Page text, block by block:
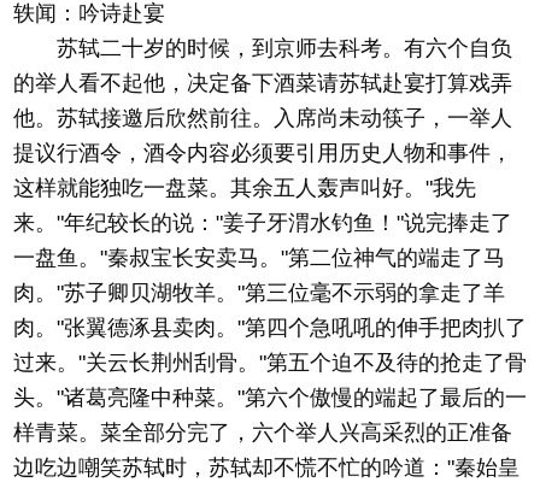
轶闻：吟诗赴宴
苏轼二十岁的时候，到京师去科考。有六个自负
的举人看不起他，决定备下酒菜请苏轼赴宴打算戏弄
他。苏轼接邀后欣然前往。入席尚未动筷子，一举人
提议行酒令，酒令内容必须要引用历史人物和事件，
这样就能独吃一盘菜。其余五人轰声叫好。"我先
来。"年纪较长的说："姜子牙渭水钓鱼！"说完捧走了
一盘鱼。"秦叔宝长安卖马。"第二位神气的端走了马
肉。"苏子卿贝湖牧羊。"第三位毫不示弱的拿走了羊
肉。"张翼德涿县卖肉。"第四个急吼吼的伸手把肉扒了
过来。"关云长荆州刮骨。"第五个迫不及待的抢走了骨
头。"诸葛亮隆中种菜。"第六个傲慢的端起了最后的一
样青菜。菜全部分完了，六个举人兴高采烈的正准备
边吃边嘲笑苏轼时，苏轼却不慌不忙的吟道："秦始皇